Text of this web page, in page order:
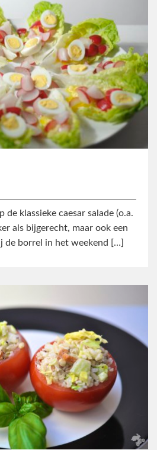
de klassieke caesar salade (o.a.
als bijgerecht, maar ook een
de borrel in het weekend […]